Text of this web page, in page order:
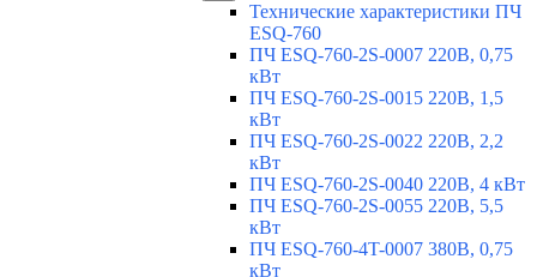
Технические характеристики ПЧ
ESQ-760
ПЧ ESQ-760-2S-0007 220В, 0,75
кВт
ПЧ ESQ-760-2S-0015 220В, 1,5
кВт
ПЧ ESQ-760-2S-0022 220В, 2,2
кВт
ПЧ ESQ-760-2S-0040 220В, 4 кВт
ПЧ ESQ-760-2S-0055 220В, 5,5
кВт
ПЧ ESQ-760-4T-0007 380В, 0,75
кВт